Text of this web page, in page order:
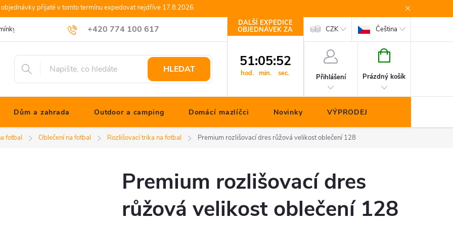
přijaté v tomto termínu expedovat nejdříve 17.8.2026.
+420 774 100 617
info@jonathanshop.cz
Podmínky ochrany osobních údajů Blog JONATHANshop.cz Kontakty CZK Čeština
HLEDAT
DALŠÍ EXPEDICE
OBJEDNÁVEK ZA
51
hod.
:05
min.
:51
sec. Přihlášení
NÁKUPNÍ
Prázdný košík
Dům a zahrada Outdoor a camping Domácí mazlíčci Novinky VÝPRODEJ
fotbal Oblečení na fotbal Rozlišovací trika na fotbal Premium rozlišovací dres růžová velikost oblečení 128
Premium rozlišovací dres
růžová velikost oblečení 128